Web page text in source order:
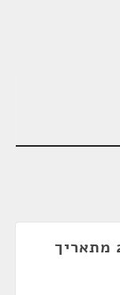
ישיבת ועדה של הכנסת ה-23 מתאריך